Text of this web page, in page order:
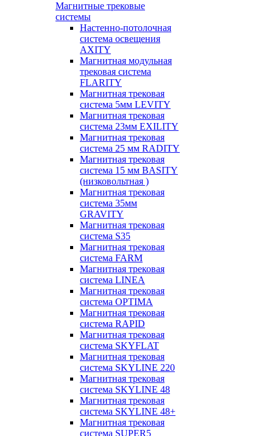
Магнитные трековые
системы
Настенно-потолочная
система освещения
AXITY
Магнитная модульная
трековая система
FLARITY
Магнитная трековая
система 5мм LEVITY
Магнитная трековая
система 23мм EXILITY
Магнитная трековая
система 25 мм RADITY
Магнитная трековая
система 15 мм BASITY
(низковольтная )
Магнитная трековая
система 35мм
GRAVITY
Магнитная трековая
система S35
Магнитная трековая
система FARM
Магнитная трековая
система LINEA
Магнитная трековая
система OPTIMA
Магнитная трековая
система RAPID
Магнитная трековая
система SKYFLAT
Магнитная трековая
система SKYLINE 220
Магнитная трековая
система SKYLINE 48
Магнитная трековая
система SKYLINE 48+
Магнитная трековая
система SUPER5